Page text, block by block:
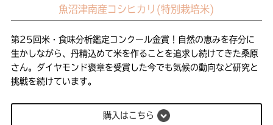
魚沼津南産コシヒカリ(特別栽培米)
第25回米・食味分析鑑定コンクール金賞！自然の恵みを存分に
生かしながら、丹精込めて米を作ることを追求し続けてきた桑原
さん。ダイヤモンド褒章を受賞した今でも気候の動向など研究と
挑戦を続けています。
購入はこちら